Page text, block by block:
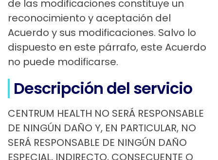
de las modificaciones constituye un
reconocimiento y aceptación del
Acuerdo y sus modificaciones. Salvo lo
dispuesto en este párrafo, este Acuerdo
no puede modificarse.
Descripción del servicio
CENTRUM HEALTH NO SERÁ RESPONSABLE
DE NINGÚN DAÑO Y, EN PARTICULAR, NO
SERÁ RESPONSABLE DE NINGÚN DAÑO
ESPECIAL, INDIRECTO, CONSECUENTE O